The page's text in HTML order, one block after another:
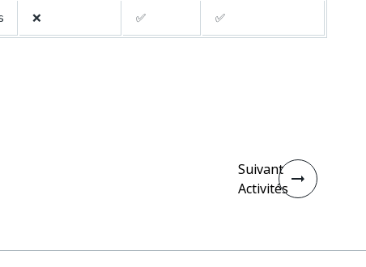
❌ ✅ ✅
Suivant
Activités